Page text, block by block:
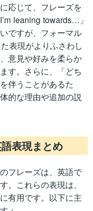
応じて、フレーズを
leaning towards…」
ですが、フォーマル
表現がよりふさわし
意見や好みを柔らか
す。さらに、「どち
伴うことがあるた
的な理由や追加の説
表現まとめ
フレーズは、英語で
。これらの表現は、
有用です。以下に主